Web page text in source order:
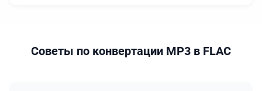
Советы по конвертации MP3 в FLAC